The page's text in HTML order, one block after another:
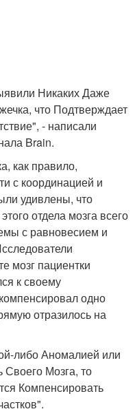
Никаких Даже
что Подтверждает
- написали
Brain.
как правило,
с координацией и
удивлены, что
отдела мозга всего
с равновесием и
мозг пациентки
к своему
одно
отразилось на
либо Аномалией или
Своего Мозга, то
Компенсировать